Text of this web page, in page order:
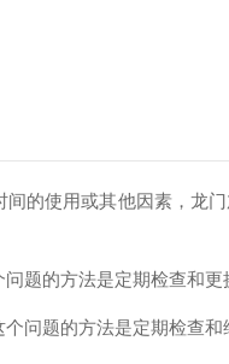
使用或其他因素，龙
的方法是定期检查和更
题的方法是定期检查和